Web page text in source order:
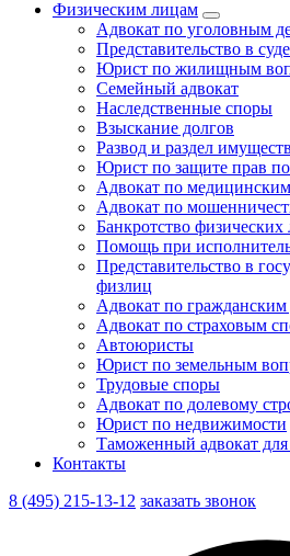
Физическим лицам
Адвокат по уголовным
Представительство в
Юрист по жилищным
Семейный адвокат
Наследственные споры
Взыскание долгов
Развод и раздел
Юрист по защите прав
Адвокат по
Адвокат по
Банкротство
Помощь при
Представительство в
физлиц
Адвокат по гражданским
Адвокат по страховым
Автоюристы
Юрист по земельным
Трудовые споры
Адвокат по долевому
Юрист по недвижимости
Таможенный адвокат
Контакты
8 (495) 215-13-12 заказать звонок